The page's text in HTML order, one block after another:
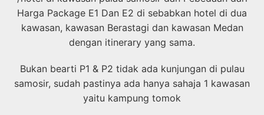
Harga Package E1 Dan E2 di sebabkan hotel di dua
kawasan, kawasan Berastagi dan kawasan Medan
dengan itinerary yang sama.
Bukan bearti P1 & P2 tidak ada kunjungan di pulau
samosir, sudah pastinya ada hanya sahaja 1 kawasan
yaitu kampung tomok